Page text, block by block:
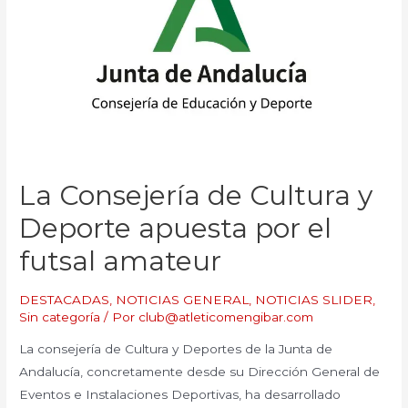
La Consejería de Cultura y
Deporte apuesta por el
futsal amateur
DESTACADAS NOTICIAS GENERAL NOTICIAS SLIDER
Sin categoría / Por club@atleticomengibar.com
La consejería de Cultura y Deportes de la Junta de
Andalucía, concretamente desde su Dirección General de
Eventos e Instalaciones Deportivas, ha desarrollado